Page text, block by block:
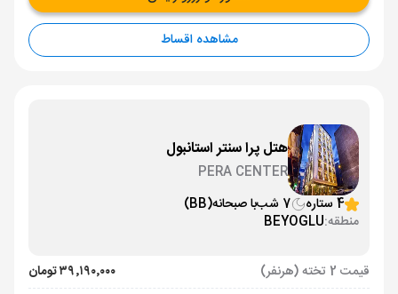
مشاهده اقساط
هتل پرا سنتر استانبول
PERA CENTER
4 ستاره
7 شب با صبحانه(BB)
منطقه:BEYOGLU
قیمت 2 تخته (هرنفر) ۳۹٬۱۹۰٬۰۰۰ تومان